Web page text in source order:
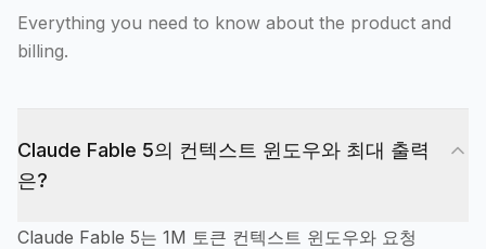
Everything you need to know about the product and
billing.
Claude Fable 5의 컨텍스트 윈도우와 최대 출력
은?
Claude Fable 5는 1M 토큰 컨텍스트 윈도우와 요청